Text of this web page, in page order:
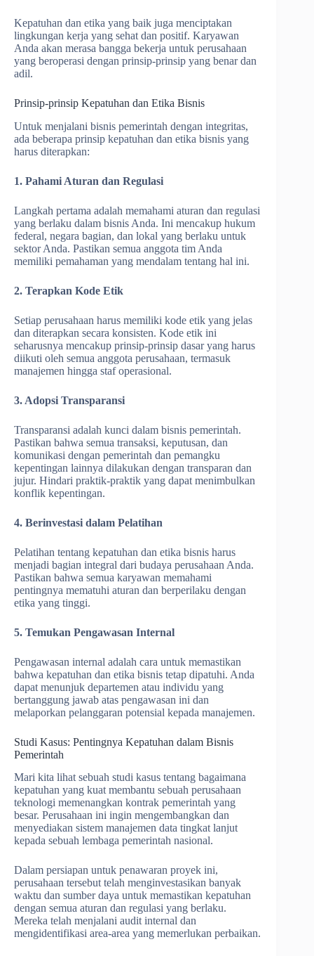
Kepatuhan dan etika yang baik juga menciptakan
lingkungan kerja yang sehat dan positif. Karyawan
Anda akan merasa bangga bekerja untuk perusahaan
yang beroperasi dengan prinsip-prinsip yang benar dan
adil.
Prinsip-prinsip Kepatuhan dan Etika Bisnis
Untuk menjalani bisnis pemerintah dengan integritas,
ada beberapa prinsip kepatuhan dan etika bisnis yang
harus diterapkan:
1. Pahami Aturan dan Regulasi
Langkah pertama adalah memahami aturan dan regulasi
yang berlaku dalam bisnis Anda. Ini mencakup hukum
federal, negara bagian, dan lokal yang berlaku untuk
sektor Anda. Pastikan semua anggota tim Anda
memiliki pemahaman yang mendalam tentang hal ini.
2. Terapkan Kode Etik
Setiap perusahaan harus memiliki kode etik yang jelas
dan diterapkan secara konsisten. Kode etik ini
seharusnya mencakup prinsip-prinsip dasar yang harus
diikuti oleh semua anggota perusahaan, termasuk
manajemen hingga staf operasional.
3. Adopsi Transparansi
Transparansi adalah kunci dalam bisnis pemerintah.
Pastikan bahwa semua transaksi, keputusan, dan
komunikasi dengan pemerintah dan pemangku
kepentingan lainnya dilakukan dengan transparan dan
jujur. Hindari praktik-praktik yang dapat menimbulkan
konflik kepentingan.
4. Berinvestasi dalam Pelatihan
Pelatihan tentang kepatuhan dan etika bisnis harus
menjadi bagian integral dari budaya perusahaan Anda.
Pastikan bahwa semua karyawan memahami
pentingnya mematuhi aturan dan berperilaku dengan
etika yang tinggi.
5. Temukan Pengawasan Internal
Pengawasan internal adalah cara untuk memastikan
bahwa kepatuhan dan etika bisnis tetap dipatuhi. Anda
dapat menunjuk departemen atau individu yang
bertanggung jawab atas pengawasan ini dan
melaporkan pelanggaran potensial kepada manajemen.
Studi Kasus: Pentingnya Kepatuhan dalam Bisnis
Pemerintah
Mari kita lihat sebuah studi kasus tentang bagaimana
kepatuhan yang kuat membantu sebuah perusahaan
teknologi memenangkan kontrak pemerintah yang
besar. Perusahaan ini ingin mengembangkan dan
menyediakan sistem manajemen data tingkat lanjut
kepada sebuah lembaga pemerintah nasional.
Dalam persiapan untuk penawaran proyek ini,
perusahaan tersebut telah menginvestasikan banyak
waktu dan sumber daya untuk memastikan kepatuhan
dengan semua aturan dan regulasi yang berlaku.
Mereka telah menjalani audit internal dan
mengidentifikasi area-area yang memerlukan perbaikan.